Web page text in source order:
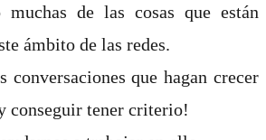
muchas de las cosas que están
ámbito de las redes.
conversaciones que hagan crecer
conseguir tener criterio!